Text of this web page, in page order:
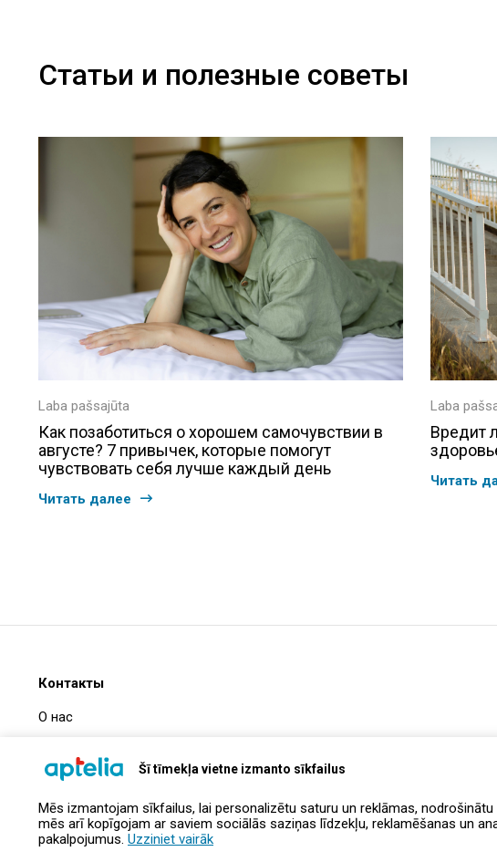
Šī tīmekļa vietne izmanto sīkfailus
Mēs izmantojam sīkfailus, lai personalizētu saturu un reklāmas,
mēs arī kopīgojam ar saviem sociālās saziņas līdzekļu, reklamēšanas un
pakalpojumus. Uzziniet vairāk
Статьи и полезные советы
Laba pašsajūta
Как позаботиться о хорошем самочувствии в
августе? 7 привычек, которые помогут
чувствовать себя лучше каждый день
Читать далее
Laba
Вредит
Читать
Контакты
О нас
Информация о компании
Контакты